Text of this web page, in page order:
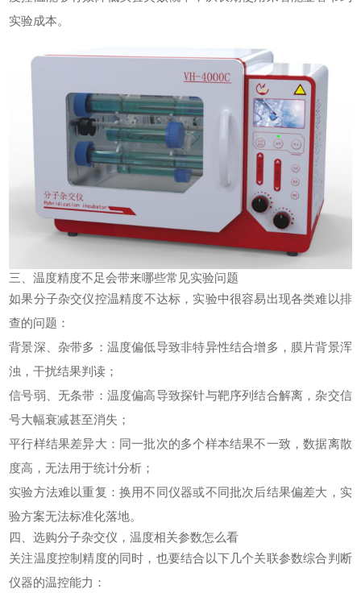
实验成本。
三、温度精度不足会带来哪些常见实验问题
如果分子杂交仪控温精度不达标，实验中很容易出现各类难以排
查的问题：
背景深、杂带多：温度偏低导致非特异性结合增多，膜片背景浑
浊，干扰结果判读；
信号弱、无条带：温度偏高导致探针与靶序列结合解离，杂交信
号大幅衰减甚至消失；
平行样结果差异大：同一批次的多个样本结果不一致，数据离散
度高，无法用于统计分析；
实验方法难以重复：换用不同仪器或不同批次后结果偏差大，实
验方案无法标准化落地。
四、选购分子杂交仪，温度相关参数怎么看
关注温度控制精度的同时，也要结合以下几个关联参数综合判断
仪器的温控能力：